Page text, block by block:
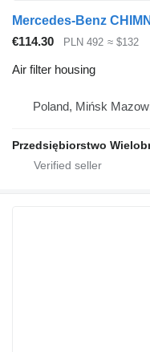
€114.30 PLN 492 ≈ $132
Air filter housing
Poland, Mińsk
Przedsiębiorstwo